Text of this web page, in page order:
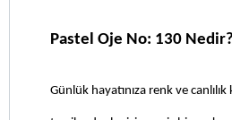
Pastel Oje No: 130 Nedir?
Günlük hayatınıza renk ve